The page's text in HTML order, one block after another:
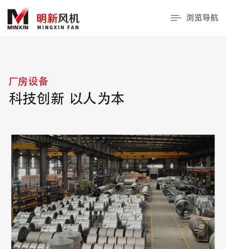
浏览导航
厂房设备
科技创新 以人为本